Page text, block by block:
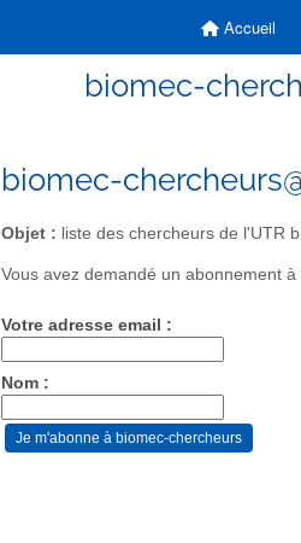
Accueil
biomec-
biomec-
Objet : liste des chercheurs de l'UTR
Vous avez demandé un abonnement
Votre adresse email :
Nom :